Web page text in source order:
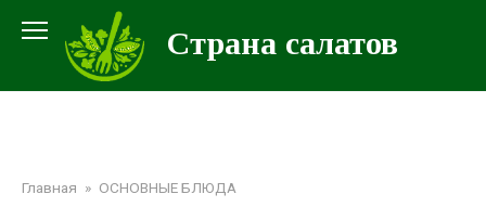
контенту
Страна салатов
Главная » ОСНОВНЫЕ БЛЮДА